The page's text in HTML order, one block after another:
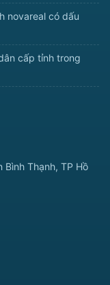
novareal có dấu
cấp tỉnh trong
Thạnh, TP Hồ